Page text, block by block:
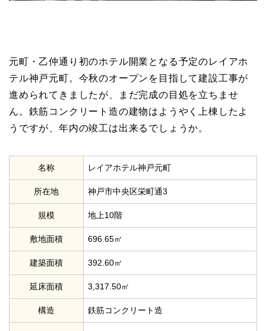
元町・乙仲通り初のホテル開業となる予定のレイアホ
テル神戸元町。今秋のオープンを目指して建設工事が
進められてきましたが、まだ完成の目処を立ちませ
ん。鉄筋コンクリート造の建物はようやく上棟したよ
うですが、年内の竣工は出来るでしょうか。
名称 レイアホテル神戸元町
所在地 神戸市中央区栄町通3
規模 地上10階
敷地面積 696.65㎡
建築面積 392.60㎡
延床面積 3,317.50㎡
構造 鉄筋コンクリート造